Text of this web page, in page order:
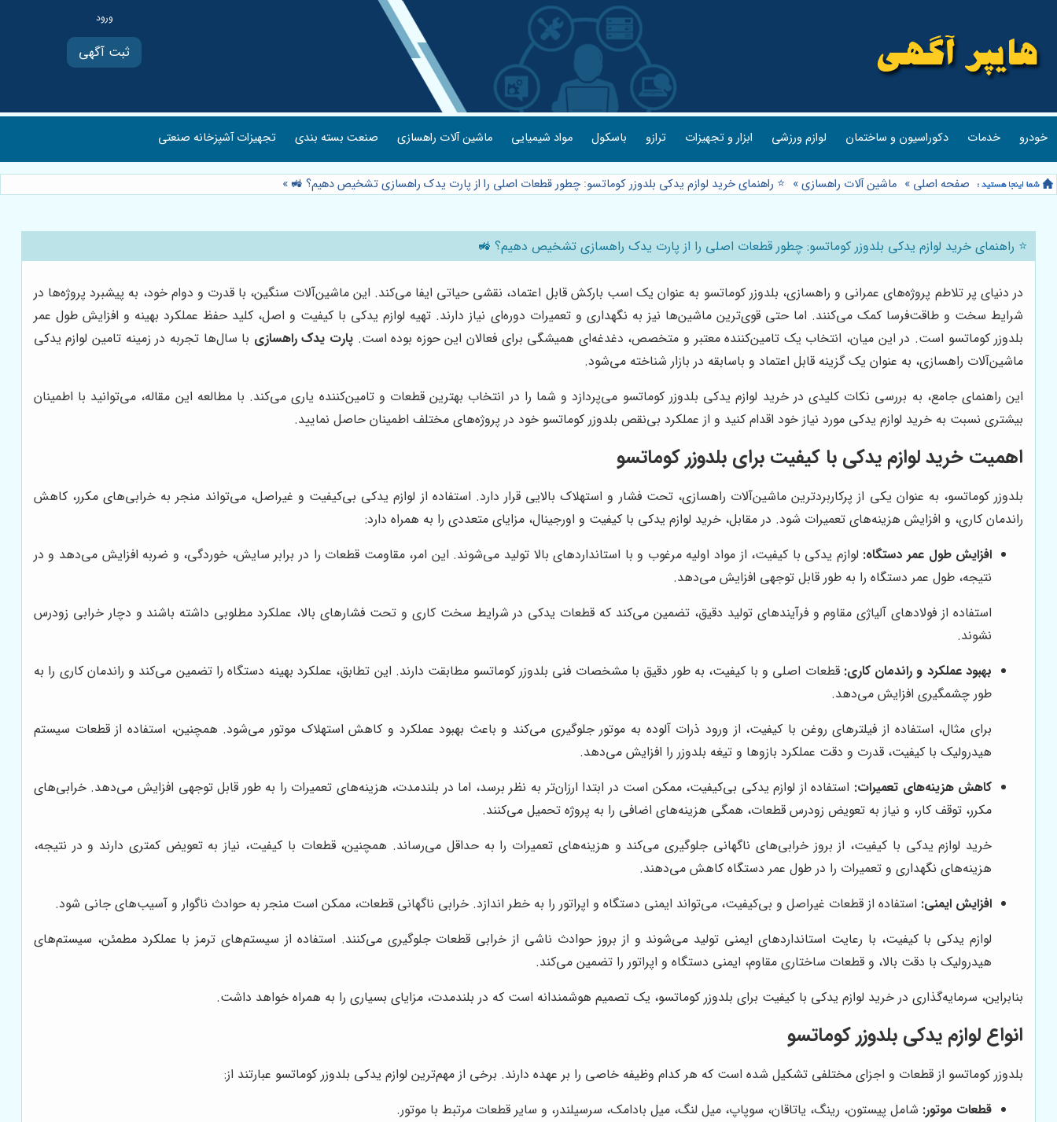
ثبت آگهی
خودرو خدمات دکوراسیون و ساختمان لوازم ورزشی ابزار و تجهیزات ترازو باسکول مواد شیمیایی ماشین آلات راهسازی صنعت بسته بندی تجهیزات آشپزخانه صنعتی
صفحه اصلی » ماشین آلات راهسازی» ⭐️ راهنمای خرید لوازم یدکی بلدوزر کوماتسو: چطور قطعات اصلی را از پارت یدک راهسازی تشخیص دهیم؟ 🚜 »
⭐️ راهنمای خرید لوازم یدکی بلدوزر کوماتسو: چطور قطعات اصلی را از پارت یدک راهسازی تشخیص دهیم؟ 🚜
در دنیای پر تلاطم پروژه‌های عمرانی و راهسازی، بلدوزر کوماتسو به عنوان یک اسب بارکش قابل اعتماد، نقشی حیاتی ایفا می‌کند. این ماشین‌آلات سنگین، با قدرت و دوام خود، به پیشبرد پروژه‌ها در
شرایط سخت و طاقت‌فرسا کمک می‌کنند. اما حتی قوی‌ترین ماشین‌ها نیز به نگهداری و تعمیرات دوره‌ای نیاز دارند. تهیه لوازم یدکی با کیفیت و اصل، کلید حفظ عملکرد بهینه و افزایش طول عمر
بلدوزر کوماتسو است. در این میان، انتخاب یک تامین‌کننده معتبر و متخصص، دغدغه‌ای همیشگی برای فعالان این حوزه بوده است.پارت یدک راهسازی با سال‌ها تجربه در زمینه تامین لوازم یدکی
ماشین‌آلات راهسازی، به عنوان یک گزینه قابل اعتماد و باسابقه در بازار شناخته می‌شود.
این راهنمای جامع، به بررسی نکات کلیدی در خرید لوازم یدکی بلدوزر کوماتسو می‌پردازد و شما را در انتخاب بهترین قطعات و تامین‌کننده یاری می‌کند. با مطالعه این مقاله، می‌توانید با اطمینان
بیشتری نسبت به خرید لوازم یدکی مورد نیاز خود اقدام کنید و از عملکرد بی‌نقص بلدوزر کوماتسو خود در پروژه‌های مختلف اطمینان حاصل نمایید.
اهمیت خرید لوازم یدکی با کیفیت برای بلدوزر کوماتسو
بلدوزر کوماتسو، به عنوان یکی از پرکاربردترین ماشین‌آلات راهسازی، تحت فشار و استهلاک بالایی قرار دارد. استفاده از لوازم یدکی بی‌کیفیت و غیراصل، می‌تواند منجر به خرابی‌های مکرر، کاهش
راندمان کاری، و افزایش هزینه‌های تعمیرات شود. در مقابل، خرید لوازم یدکی با کیفیت و اورجینال، مزایای متعددی را به همراه دارد:
افزایش طول عمر دستگاه: لوازم یدکی با کیفیت، از مواد اولیه مرغوب و با استانداردهای بالا تولید می‌شوند. این امر، مقاومت قطعات را در برابر سایش، خوردگی، و ضربه افزایش می‌دهد و در
نتیجه، طول عمر دستگاه را به طور قابل توجهی افزایش می‌دهد.
استفاده از فولادهای آلیاژی مقاوم و فرآیندهای تولید دقیق، تضمین می‌کند که قطعات یدکی در شرایط سخت کاری و تحت فشارهای بالا، عملکرد مطلوبی داشته باشند و دچار خرابی زودرس
نشوند.
بهبود عملکرد و راندمان کاری: قطعات اصلی و با کیفیت، به طور دقیق با مشخصات فنی بلدوزر کوماتسو مطابقت دارند. این تطابق، عملکرد بهینه دستگاه را تضمین می‌کند و راندمان کاری را به
طور چشمگیری افزایش می‌دهد.
برای مثال، استفاده از فیلترهای روغن با کیفیت، از ورود ذرات آلوده به موتور جلوگیری می‌کند و باعث بهبود عملکرد و کاهش استهلاک موتور می‌شود. همچنین، استفاده از قطعات سیستم
هیدرولیک با کیفیت، قدرت و دقت عملکرد بازوها و تیغه بلدوزر را افزایش می‌دهد.
کاهش هزینه‌های تعمیرات: استفاده از لوازم یدکی بی‌کیفیت، ممکن است در ابتدا ارزان‌تر به نظر برسد، اما در بلندمدت، هزینه‌های تعمیرات را به طور قابل توجهی افزایش می‌دهد. خرابی‌های
مکرر، توقف کار، و نیاز به تعویض زودرس قطعات، همگی هزینه‌های اضافی را به پروژه تحمیل می‌کنند.
خرید لوازم یدکی با کیفیت، از بروز خرابی‌های ناگهانی جلوگیری می‌کند و هزینه‌های تعمیرات را به حداقل می‌رساند. همچنین، قطعات با کیفیت، نیاز به تعویض کمتری دارند و در نتیجه،
هزینه‌های نگهداری و تعمیرات را در طول عمر دستگاه کاهش می‌دهند.
افزایش ایمنی: استفاده از قطعات غیراصل و بی‌کیفیت، می‌تواند ایمنی دستگاه و اپراتور را به خطر اندازد. خرابی ناگهانی قطعات، ممکن است منجر به حوادث ناگوار و آسیب‌های جانی شود.
لوازم یدکی با کیفیت، با رعایت استانداردهای ایمنی تولید می‌شوند و از بروز حوادث ناشی از خرابی قطعات جلوگیری می‌کنند. استفاده از سیستم‌های ترمز با عملکرد مطمئن، سیستم‌های
هیدرولیک با دقت بالا، و قطعات ساختاری مقاوم، ایمنی دستگاه و اپراتور را تضمین می‌کند.
بنابراین، سرمایه‌گذاری در خرید لوازم یدکی با کیفیت برای بلدوزر کوماتسو، یک تصمیم هوشمندانه است که در بلندمدت، مزایای بسیاری را به همراه خواهد داشت.
انواع لوازم یدکی بلدوزر کوماتسو
بلدوزر کوماتسو از قطعات و اجزای مختلفی تشکیل شده است که هر کدام وظیفه خاصی را بر عهده دارند. برخی از مهم‌ترین لوازم یدکی بلدوزر کوماتسو عبارتند از:
قطعات موتور: شامل پیستون، رینگ، یاتاقان، سوپاپ، میل لنگ، میل بادامک، سرسیلندر، و سایر قطعات مرتبط با موتور.